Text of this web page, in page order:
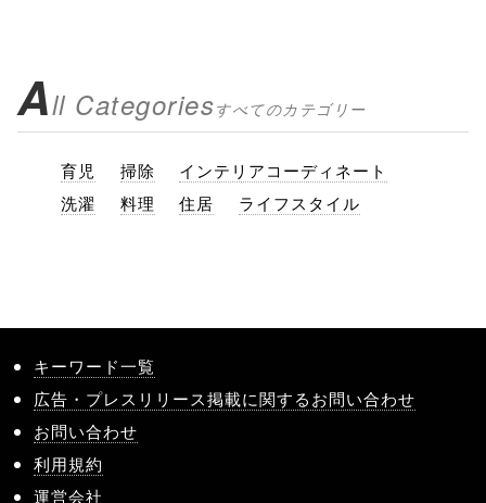
All Categoriesすべてのカテゴリー
育児 掃除
インテリアコーディネート
洗濯
料理 住居 ライフスタイル
キーワード一覧
広告・プレスリリース掲載に関するお問い合わせ
お問い合わせ
利用規約
運営会社